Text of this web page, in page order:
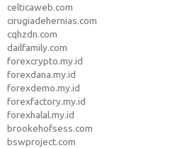
celticaweb.com
cirugiadehernias.com
cqhzdn.com
dailfamily.com
forexcrypto.my.id
forexdana.my.id
forexdemo.my.id
forexfactory.my.id
forexhalal.my.id
brookehofsess.com
bswproject.com